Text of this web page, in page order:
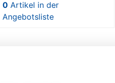
0Artikel in der
Angebotsliste